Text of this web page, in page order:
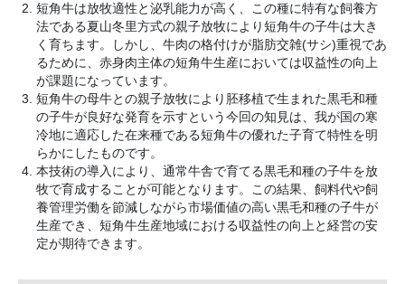
短角牛は放牧適性と泌乳能力が高く、この種に特有な飼養方
法である夏山冬里方式の親子放牧により短角牛の子牛は大き
く育ちます。しかし、牛肉の格付けが脂肪交雑(サシ)重視であ
るために、赤身肉主体の短角牛生産においては収益性の向上
が課題になっています。
短角牛の母牛との親子放牧により胚移植で生まれた黒毛和種
の子牛が良好な発育を示すという今回の知見は、我が国の寒
冷地に適応した在来種である短角牛の優れた子育て特性を明
らかにしたものです。
本技術の導入により、通常牛舎で育てる黒毛和種の子牛を放
牧で育成することが可能となります。この結果、飼料代や飼
養管理労働を節減しながら市場価値の高い黒毛和種の子牛が
生産でき、短角牛生産地域における収益性の向上と経営の安
定が期待できます。